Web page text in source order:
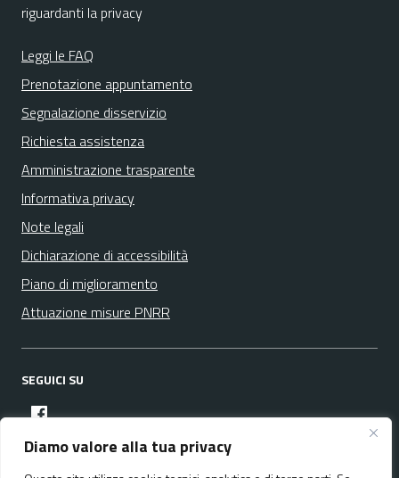
Diamo valore alla tua privacy
riguardanti la privacy
Leggi le FAQ
Prenotazione appuntamento
Segnalazione disservizio
Richiesta assistenza
Amministrazione trasparente
Informativa privacy
Note legali
Dichiarazione di accessibilità
Piano di miglioramento
Attuazione misure PNRR
SEGUICI SU
facebook